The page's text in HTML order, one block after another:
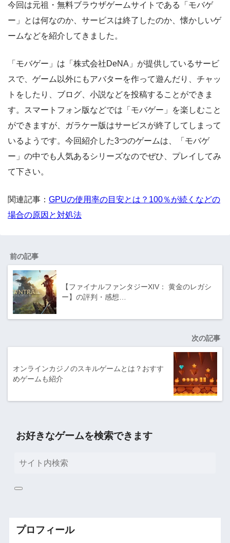
今回は元祖・無料ブラウザゲームサイトである「モバゲ
ー」とは何なのか、サービスは終了したのか、懐かしいゲ
ームなどを紹介してきました。
「モバゲー」は「株式会社DeNA」が提供しているサービ
スで、ゲーム以外にもアバターを作って遊んだり、チャッ
トをしたり、ブログ、小説などを投稿することができま
す。スマートフォン版などでは「モバゲー」を楽しむこと
ができますが、ガラケー版はサービスが終了してしまって
いるようです。今回紹介した3つのゲームは、「モバゲ
ー」の中でも人気あるシリーズなのでぜひ、プレイしてみ
て下さい。
関連記事： GPUの使用率の目安とは？100％が続くなどの
場合の原因と対処法
前の記事
【ファイナルファンタジーXIV： 黄金のレガシ
ー】の評判・感想…
次の記事
オンラインカジノのスキルゲームとは？おすす
めゲームも紹介
お好きなゲームを検索できます
プロフィール